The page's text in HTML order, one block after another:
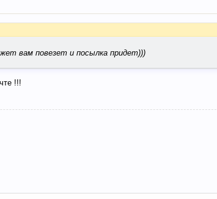
вам повезет и посылка придет)))
!!!